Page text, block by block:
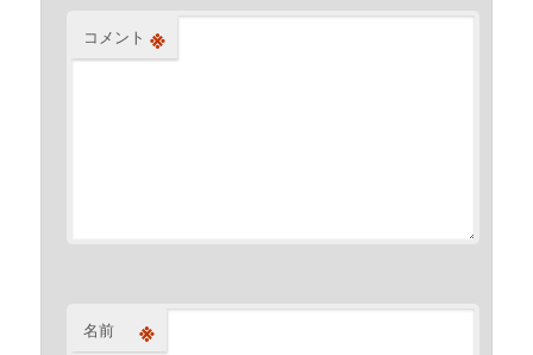
コメント ※
名前 ※